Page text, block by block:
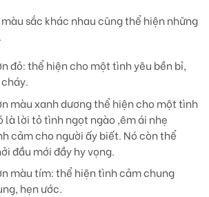
sắc khác nhau cũng thể hiện những
đỏ: thể hiện cho một tình yêu bền bỉ,
màu xanh dươngthể hiện cho một tình
là lời tỏ tình ngọt ngào ,êm ái nhẹ
cảm cho người ấy biết. Nó còn thể
đầu mới đầy hy vọng.
màu tím:thể hiện tình cảm chung
hẹn ước.